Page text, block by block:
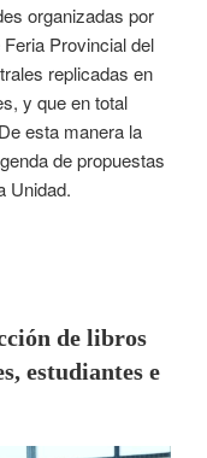
organizadas por
Provincial del
replicadas en
y que en total
esta manera la
de propuestas
Unidad.
de libros
estudiantes e